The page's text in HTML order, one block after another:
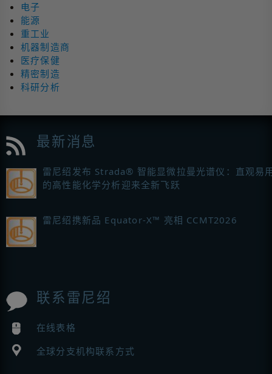
电子
能源
重工业
机器制造商
医疗保健
精密制造
科研分析
最新消息
雷尼绍发布 Strada® 智能显微拉曼光谱仪：直观易
的高性能化学分析迎来全新飞跃
雷尼绍携新品 Equator-X™ 亮相 CCMT2026
联系雷尼绍
在线表格
全球分支机构联系方式